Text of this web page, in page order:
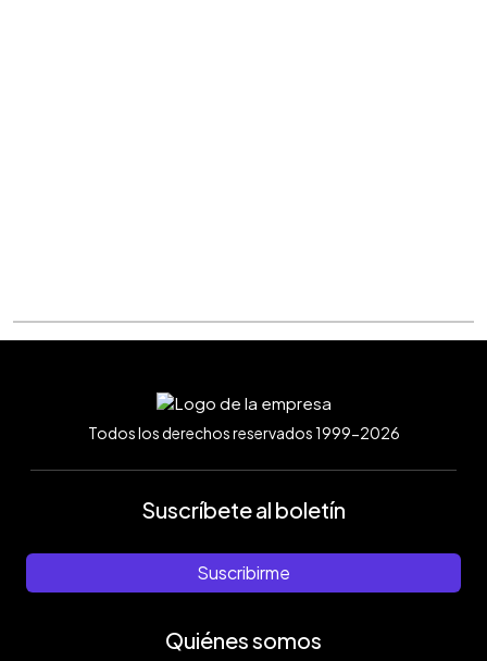
Todos los derechos reservados 1999-2026
Suscríbete al boletín
Suscribirme
Quiénes somos